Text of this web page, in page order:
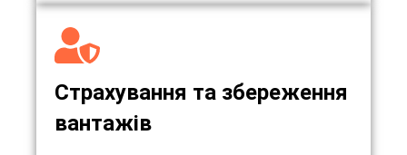
Страхування та збереження
вантажів